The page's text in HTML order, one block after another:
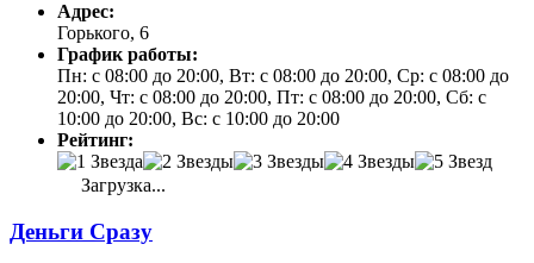
Адрес:
Горького, 6
График работы:
Пн: с 08:00 до 20:00, Вт: с 08:00 до 20:00, Ср: с 08:00 до
20:00, Чт: с 08:00 до 20:00, Пт: с 08:00 до 20:00, Сб: с
10:00 до 20:00, Вс: с 10:00 до 20:00
Рейтинг:
Загрузка...
Деньги Сразу